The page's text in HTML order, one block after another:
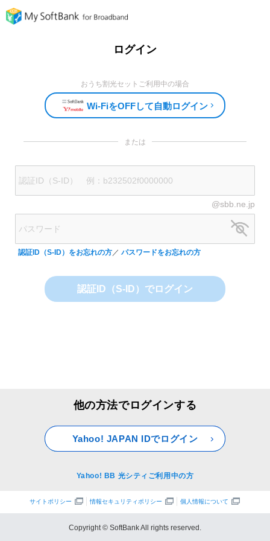
ログイン
おうち割光セットご利用中の場合
Wi-FiをOFFして自動ログイン
または
@sbb.ne.jp
認証ID（S-ID）をお忘れの方／ パスワードをお忘れの方
認証ID（S-ID）でログイン
他の方法でログインする
Yahoo! JAPAN IDでログイン
Yahoo! BB 光シティご利用中の方
サイトポリシー 情報セキュリティポリシー 個人情報について
Copyright © SoftBank All rights reserved.